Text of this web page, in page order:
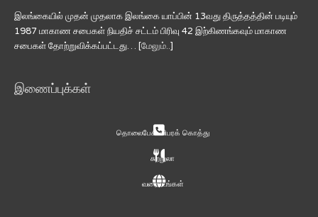
இலங்கையில் முதன் முதலாக இலங்கை யாப்பின் 13வது திருத்தத்தின் படியும்
1987 மாகாண சபைகள் நியதிச் சட்டம் பிரிவு 42 இற்கிணங்கவும் மாகாண
சபைகள் தோற்றுவிக்கப்பட்டது… [மேலும்..]
இணைப்புக்கள்
தொலைபேசி விபரக் கொத்து
சுற்றுலா
வரைபடங்கள்